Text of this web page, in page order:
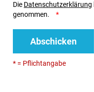
Die Datenschutzerklärung
genommen.
Abschicken
* = Pflichtangabe